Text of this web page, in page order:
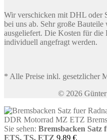
Wir verschicken mit DHL oder
bei uns ab. Sehr große
ausgeliefert. Die Kosten für die
individuell angefragt werden.
* Alle Preise inkl. gesetzlicher
© 2026
Sie sehen: Bremsbacken Satz
ETS, TS, ETZ 9,89 €